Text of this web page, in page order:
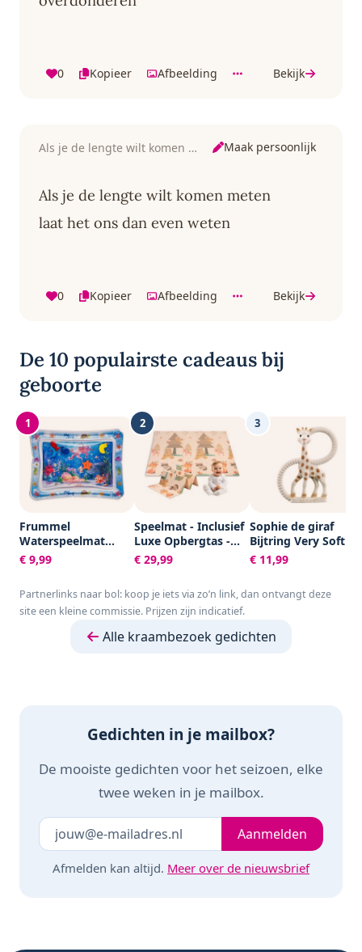
0 Kopieer Afbeelding Bekijk
Als je de lengte wilt komen meten Maak persoonlijk
Als je de lengte wilt komen meten
laat het ons dan even weten
0 Kopieer Afbeelding Bekijk
De 10 populairste cadeaus bij
geboorte
1
Frummel
Waterspeelmat
Baby – Watermat –
Speelkleed –
Waterspeelgoed
Baby - Kraamcadeau
€ 9,99
2
Speelmat - Inclusief
Luxe Opbergtas -
Dubbelzijdig -
Speelkleed -
Speelkleed Baby -
Speelmat Foam -
Opvouwbaar - Beige
€ 29,99
3
Sophie de giraf
Bijtring Very Soft -
Baby speelgoed -
Kraamcadeau -
- 100% Natuurlijk
geschenkdoosje
€ 11,99
Partnerlinks naar bol: koop je iets via zo’n link, dan ontvangt deze
site een kleine commissie. Prijzen zijn indicatief.
Alle kraambezoek gedichten
Gedichten in je mailbox?
De mooiste gedichten voor het seizoen, elke
twee weken in je mailbox.
Laat dit veld leeg Je e-mailadresAanmelden
Afmelden kan altijd. Meer over de nieuwsbrief